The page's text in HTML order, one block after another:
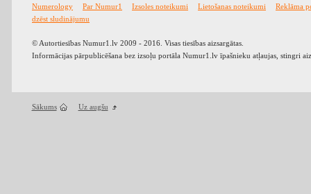
Numerology Par Numur1 Izsoles noteikumi Lietošanas noteikumi
Reklāma
dzēst sludinājumu
© Autortiesības Numur1.lv 2009 - 2016. Visas tiesības aizsargātas.
Informācijas pārpublicēšana bez izsoļu portāla Numur1.lv īpašnieku atļaujas, stingri
Sākums Uz augšu